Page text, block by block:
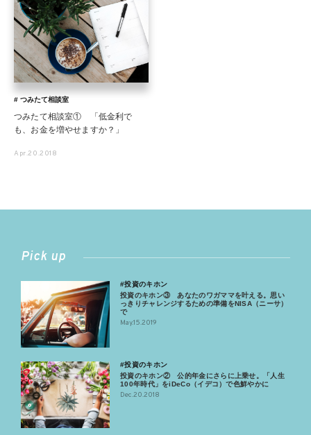
# つみたて相談室
つみたて相談室① 「低金利で
も、お金を増やせますか？」
Apr.20.2018
Pick up
#投資のキホン
投資のキホン③ あなたのワガママを叶える。思い
っきりチャレンジするための準備をNISA（ニーサ）
で
May.15.2019
#投資のキホン
投資のキホン② 公的年金にさらに上乗せ。「人生
100年時代」をiDeCo（イデコ）で色鮮やかに
Dec.20.2018